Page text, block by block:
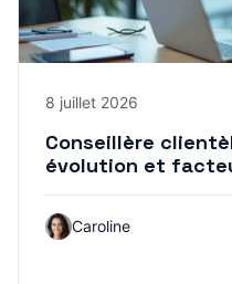
8 juillet 2026
Conseillère
évolution et
Caroline